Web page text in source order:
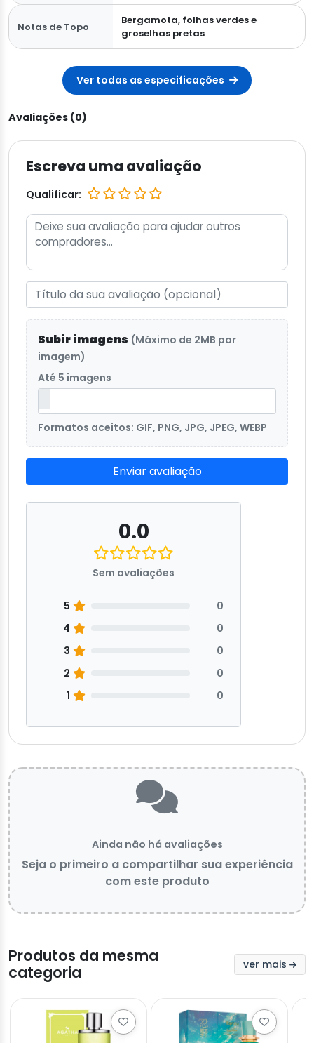
Notas de Topo
Bergamota, folhas verdes e
groselhas pretas
Ver todas as especificações
Avaliações (0)
Escreva uma avaliação
Qualificar:
Subir imagens (Máximo de 2MB por
imagem)
Até 5 imagens
Formatos aceitos: GIF, PNG, JPG, JPEG, WEBP
Enviar avaliação
0.0
Sem avaliações
5
0
4
0
3
0
2
0
1
0
Ainda não há avaliações
Seja o primeiro a compartilhar sua experiência
com este produto
Produtos da mesma
categoria
ver mais